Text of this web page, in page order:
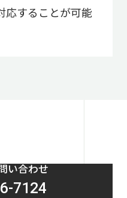
応することが可能
い合わせ
7124